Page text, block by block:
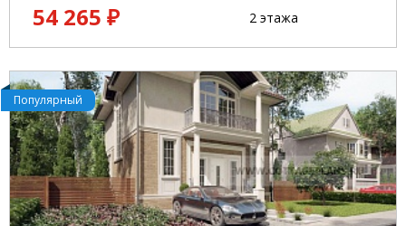
54 265 ₽
2 этажа
Популярный